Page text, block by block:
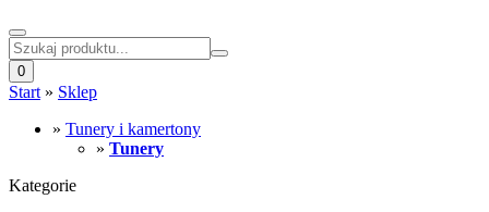
0
Start » Sklep
» Tunery i kamertony
» Tunery
Kategorie